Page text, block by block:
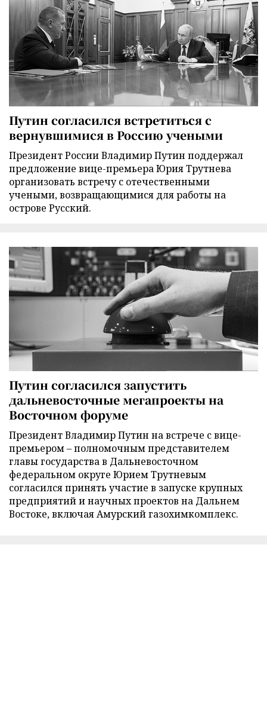
Путин согласился встретиться с
вернувшимися в Россию учеными
Президент России Владимир Путин поддержал
предложение вице-премьера Юрия Трутнева
организовать встречу с отечественными
учеными, возвращающимися для работы на
острове Русский.
Путин согласился запустить
дальневосточные мегапроекты на
Восточном форуме
Президент Владимир Путин на встрече с вице-
премьером – полномочным представителем
главы государства в Дальневосточном
федеральном округе Юрием Трутневым
согласился принять участие в запуске крупных
предприятий и научных проектов на Дальнем
Востоке, включая Амурский газохимкомплекс.